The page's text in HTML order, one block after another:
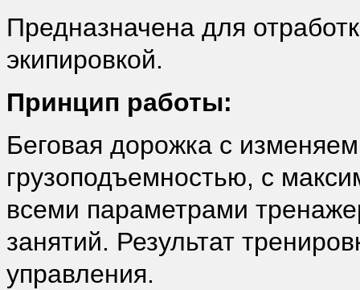
Предназначена для
экипировкой.
Принцип работы:
Беговая дорожка с
грузоподъемностью, с
всеми параметрами
занятий. Результат
управления.